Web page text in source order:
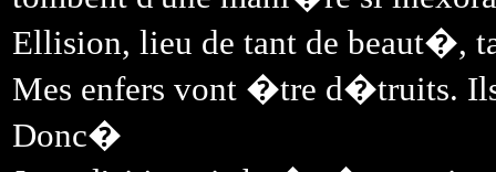
Ellision, lieu de tant de beaut�,
Mes enfers vont �tre d�truits.
Donc�